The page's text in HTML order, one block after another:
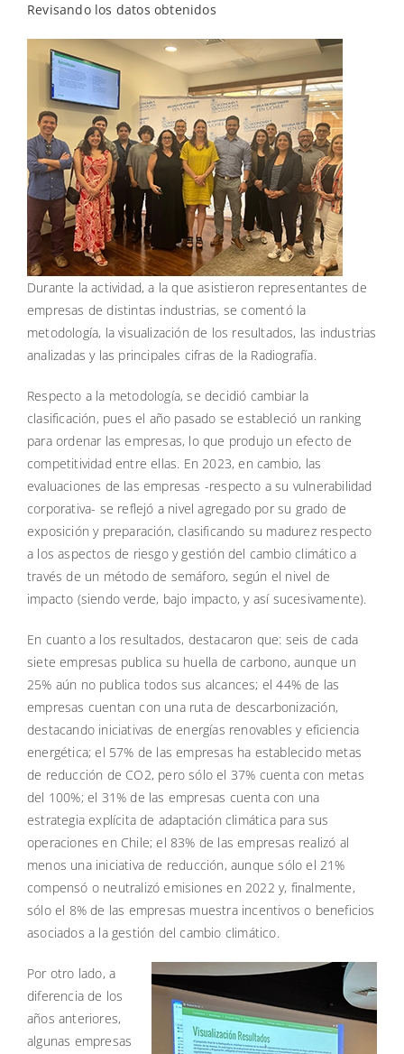
Revisando los datos obtenidos
Durante la actividad, a la que asistieron representantes de
empresas de distintas industrias, se comentó la
metodología, la visualización de los resultados, las industrias
analizadas y las principales cifras de la Radiografía.
Respecto a la metodología, se decidió cambiar la
clasificación, pues el año pasado se estableció un ranking
para ordenar las empresas, lo que produjo un efecto de
competitividad entre ellas. En 2023, en cambio, las
evaluaciones de las empresas -respecto a su vulnerabilidad
corporativa- se reflejó a nivel agregado por su grado de
exposición y preparación, clasificando su madurez respecto
a los aspectos de riesgo y gestión del cambio climático a
través de un método de semáforo, según el nivel de
impacto (siendo verde, bajo impacto, y así sucesivamente).
En cuanto a los resultados, destacaron que: seis de cada
siete empresas publica su huella de carbono, aunque un
25% aún no publica todos sus alcances; el 44% de las
empresas cuentan con una ruta de descarbonización,
destacando iniciativas de energías renovables y eficiencia
energética; el 57% de las empresas ha establecido metas
de reducción de CO2, pero sólo el 37% cuenta con metas
del 100%; el 31% de las empresas cuenta con una
estrategia explícita de adaptación climática para sus
operaciones en Chile; el 83% de las empresas realizó al
menos una iniciativa de reducción, aunque sólo el 21%
compensó o neutralizó emisiones en 2022 y, finalmente,
sólo el 8% de las empresas muestra incentivos o beneficios
asociados a la gestión del cambio climático.
Por otro lado, a
diferencia de los
años anteriores,
algunas empresas